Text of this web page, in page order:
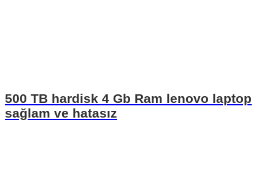
500 TB hardisk 4 Gb Ram lenovo laptop
sağlam ve hatasız